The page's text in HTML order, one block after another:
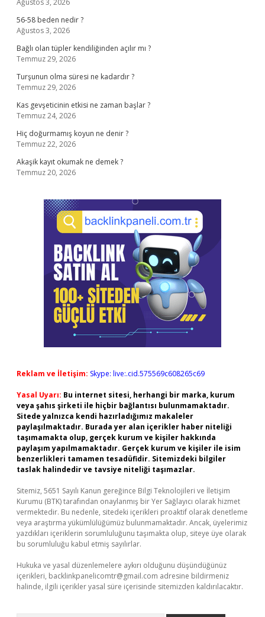
Ağustos 3, 2026
56-58 beden nedir ?
Ağustos 3, 2026
Bağlı olan tüpler kendiliğinden açılır mı ?
Temmuz 29, 2026
Turşunun olma süresi ne kadardır ?
Temmuz 29, 2026
Kas gevşeticinin etkisi ne zaman başlar ?
Temmuz 24, 2026
Hiç doğurmamış koyun ne denir ?
Temmuz 22, 2026
Akaşik kayıt okumak ne demek ?
Temmuz 20, 2026
Reklam ve İletişim: Skype: live:.cid.575569c608265c69
Yasal Uyarı: Bu internet sitesi, herhangi bir marka, kurum
veya şahıs şirketi ile hiçbir bağlantısı bulunmamaktadır.
Sitede yalnızca kendi hazırladığımız makaleler
paylaşılmaktadır. Burada yer alan içerikler haber niteliği
taşımamakta olup, gerçek kurum ve kişiler hakkında
paylaşım yapılmamaktadır. Gerçek kurum ve kişiler ile isim
benzerlikleri tamamen tesadüfidir. Sitemizdeki bilgiler
taslak halindedir ve tavsiye niteliği taşımazlar.
Sitemiz, 5651 Sayılı Kanun gereğince Bilgi Teknolojileri ve İletişim
Kurumu (BTK) tarafından onaylanmış bir Yer Sağlayıcı olarak hizmet
vermektedir. Bu nedenle, sitedeki içerikleri proaktif olarak denetleme
veya araştırma yükümlülüğümüz bulunmamaktadır. Ancak, üyelerimiz
yazdıkları içeriklerin sorumluluğunu taşımakta olup, siteye üye olarak
bu sorumluluğu kabul etmiş sayılırlar.
Hukuka ve yasal düzenlemelere aykırı olduğunu düşündüğünüz
içerikleri, backlinkpanelicomtr@gmail.com adresine bildirmeniz
halinde, ilgili içerikler yasal süre içerisinde sitemizden kaldırılacaktır.